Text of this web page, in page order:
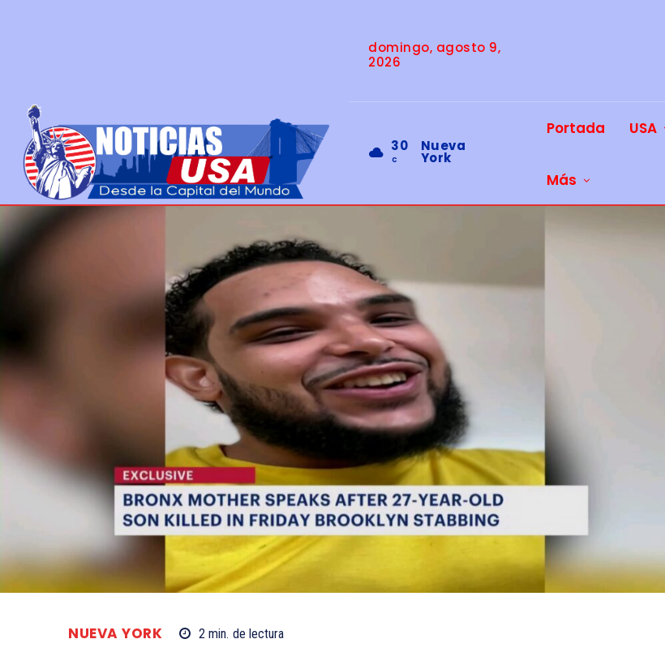
domingo, agosto 9,
2026
30
C
Nueva
York
Portada USA
Más
NUEVA YORK 2 min. de lectura